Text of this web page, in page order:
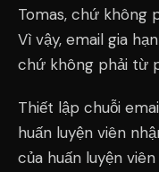
Tomas, chứ không
Vì vậy, email gia
chứ không phải từ
Thiết lập chuỗi
huấn luyện viên
của huấn luyện